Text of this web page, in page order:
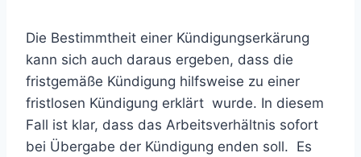
Die Bestimmtheit einer Kündigungserkärung
kann sich auch daraus ergeben, dass die
fristgemäße Kündigung hilfsweise zu einer
fristlosen Kündigung erklärt wurde. In diesem
Fall ist klar, dass das Arbeitsverhältnis sofort
bei Übergabe der Kündigung enden soll. Es